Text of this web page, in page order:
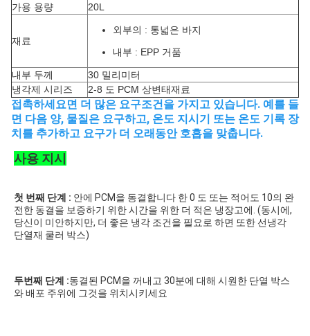
가용 용량 20L
재료
외부의 : 통넓은 바지
내부 : EPP 거품
내부 두께
30 밀리미터
냉각제 시리즈
2-8 도 PCM 상변태재료
접촉하세요면 더 많은 요구조건을 가지고 있습니다. 예를 들
면 다음 양, 물질은 요구하고, 온도 지시기 또는 온도 기록 장
치를 추가하고 요구가 더 오래동안 호흡을 맞춥니다.
사용 지시
첫 번째 단계 : 안에 PCM을 동결합니다 한 0 도 또는 적어도 10의 완
전한 동결을 보증하기 위한 시간을 위한 더 적은 냉장고에. (동시에,
당신이 미안하지만, 더 좋은 냉각 조건을 필요로 하면 또한 선냉각
단열재 쿨러 박스)
두번째 단계 :동결된 PCM을 꺼내고 30분에 대해 시원한 단열 박스
와 배포 주위에 그것을 위치시키세요